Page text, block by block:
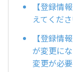
【登録情
えてくださ
【登録情
が変更に
変更が必